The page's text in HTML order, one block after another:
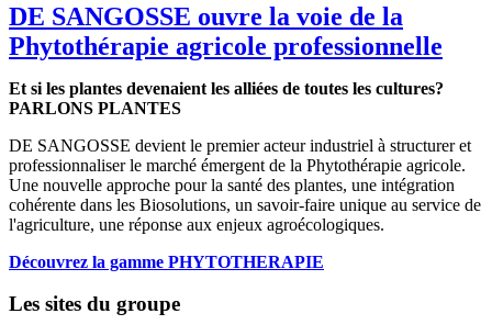
DE SANGOSSE ouvre la voie de la
Phytothérapie agricole professionnelle
Et si les plantes devenaient les alliées de toutes les cultures?
PARLONS PLANTES
DE SANGOSSE devient le premier acteur industriel à structurer et
professionnaliser le marché émergent de la Phytothérapie agricole.
Une nouvelle approche pour la santé des plantes, une intégration
cohérente dans les Biosolutions, un savoir-faire unique au service de
l'agriculture, une réponse aux enjeux agroécologiques.
Découvrez la gamme PHYTOTHERAPIE
Les sites du groupe